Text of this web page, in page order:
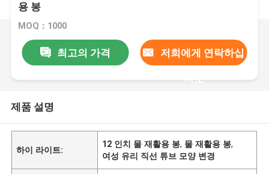
용 봉
MOQ：1000
최고의 가격 저희에게 연락하십
시오
제품 설명
하이 라이트:
12 인치 물 재활용 봉, 물 재활용 봉,
여성 유리 직선 튜브 모양 변경